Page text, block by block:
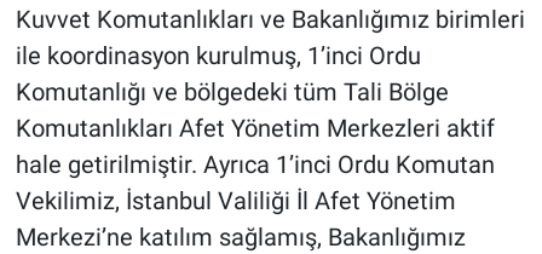
Kuvvet Komutanlıkları ve Bakanlığımız birimleri
ile koordinasyon kurulmuş, 1’inci Ordu
Komutanlığı ve bölgedeki tüm Tali Bölge
Komutanlıkları Afet Yönetim Merkezleri aktif
hale getirilmiştir. Ayrıca 1’inci Ordu Komutan
Vekilimiz, İstanbul Valiliği İl Afet Yönetim
Merkezi’ne katılım sağlamış, Bakanlığımız